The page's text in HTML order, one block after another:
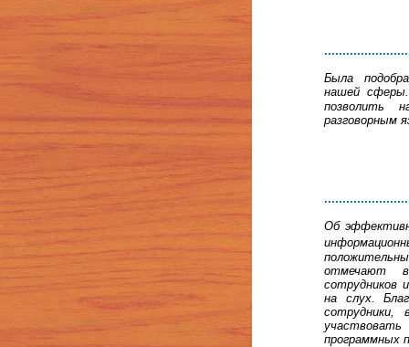
Была
нашей
позволить
разговорным
Об
отмечают
сотрудников
на слух.
сотрудники,
программных